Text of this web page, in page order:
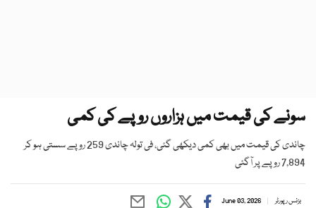
سونے کی قیمت میں ہزاروں روپے کی کمی
چاندی کی قیمت میں بھی کمی دیکھی گئی، فی تولہ چاندی 259 روپے سستی ہو کر
7,894 روپے پر آگئی
بزنس رپورٹر June 03, 2026